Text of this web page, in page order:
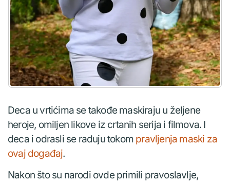
Deca u vrtićima se takođe maskiraju u željene
heroje, omiljen likove iz crtanih serija i filmova. I
deca i odrasli se raduju tokom pravljenja maski za
ovaj događaj.
Nakon što su narodi ovde primili pravoslavlje,